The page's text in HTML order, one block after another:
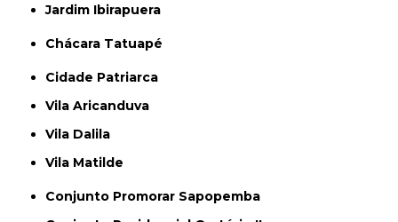
Jardim Ibirapuera
Chácara Tatuapé
Cidade Patriarca
Vila Aricanduva
Vila Dalila
Vila Matilde
Conjunto Promorar Sapopemba